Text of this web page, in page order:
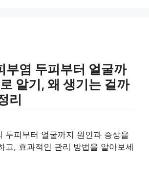
부염 두피부터 얼굴까
알기, 왜 생기는 걸까
리
두피부터 얼굴까지 원인과 증상을
고, 효과적인 관리 방법을 알아보세